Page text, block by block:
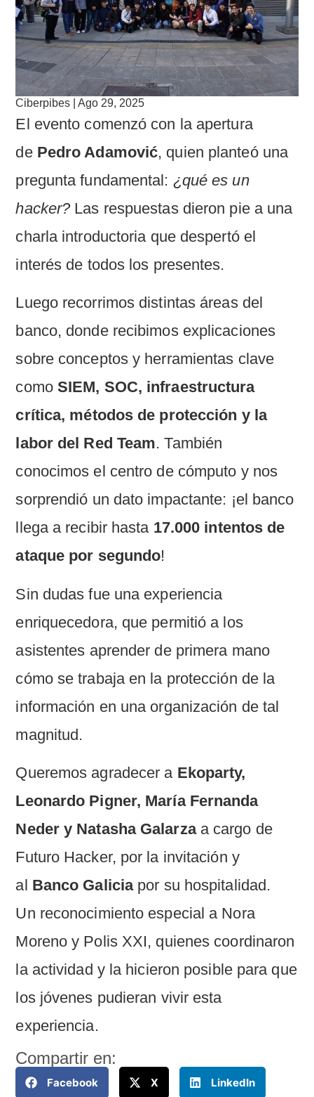
Ciberpibes | Ago 29, 2025
El evento comenzó con la apertura
de Pedro Adamović, quien planteó una
pregunta fundamental: ¿qué es un
hacker?Las respuestas dieron pie a una
charla introductoria que despertó el
interés de todos los presentes.
Luego recorrimos distintas áreas del
banco, donde recibimos explicaciones
sobre conceptos y herramientas clave
como SIEM, SOC, infraestructura
crítica, métodos de protección y la
labor del Red Team. También
conocimos el centro de cómputo y nos
sorprendió un dato impactante: ¡el banco
llega a recibir hasta 17.000 intentos de
ataque por segundo!
Sin dudas fue una experiencia
enriquecedora, que permitió a los
asistentes aprender de primera mano
cómo se trabaja en la protección de la
información en una organización de tal
magnitud.
Queremos agradecer a Ekoparty,
Leonardo Pigner, María Fernanda
Neder y Natasha Galarzaa cargo de
Futuro Hacker, por la invitación y
al Banco Galiciapor su hospitalidad.
Un reconocimiento especial a Nora
Moreno y Polis XXI, quienes coordinaron
la actividad y la hicieron posible para que
los jóvenes pudieran vivir esta
experiencia.
Compartir en:
Facebook X LinkedIn